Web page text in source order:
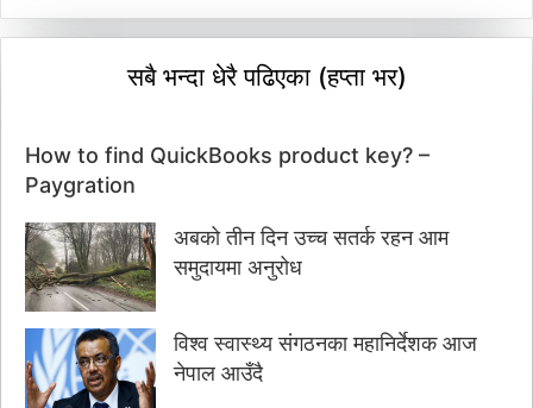
सबै भन्दा धेरै पढिएका (हप्ता भर)
How to find QuickBooks product key? –
Paygration
अबको तीन दिन उच्च सतर्क रहन आम
समुदायमा अनुरोध
विश्व स्वास्थ्य संगठनका महानिर्देशक आज
नेपाल आउँदै